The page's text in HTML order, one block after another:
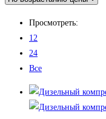
Просмотреть:
12
24
Все